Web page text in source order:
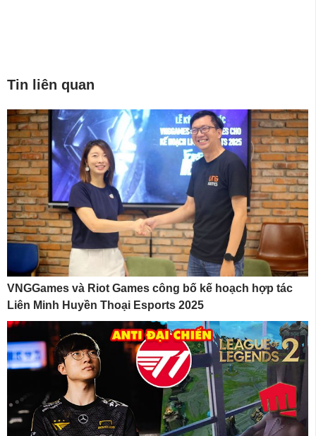
Tin liên quan
VNGGames và Riot Games công bố kế hoạch hợp tác
Liên Minh Huyền Thoại Esports 2025